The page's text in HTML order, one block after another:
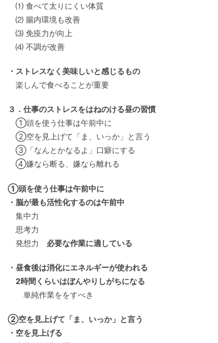
⑴ 食べて太りにくい体質
⑵ 腸内環境も改善
⑶ 免疫力が向上
⑷ 不調が改善
・ストレスなく美味しいと感じるもの
楽しんで食べることが重要
３．仕事のストレスをはねのける昼の習慣
①頭を使う仕事は午前中に
②空を見上げて「ま、いっか」と言う
③「なんとかなるよ」口癖にする
④嫌なら断る、嫌なら離れる
①頭を使う仕事は午前中に
・脳が最も活性化するのは午前中
集中力
思考力
発想力 必要な作業に適している
・昼食後は消化にエネルギーが使われる
2時間くらいはぼんやりしがちになる
単純作業ををすべき
②空を見上げて「ま、いっか」と言う
・空を見上げる